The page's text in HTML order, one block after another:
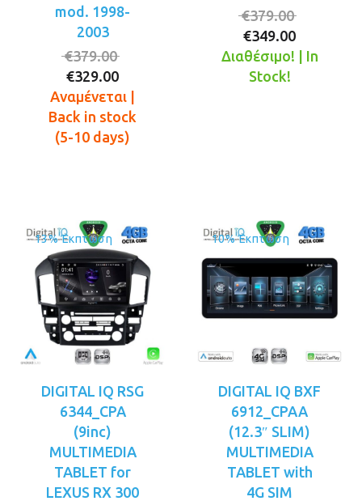
mod. 1998-
2003
€379.00
was:
€379.00.
€329.00
τρέχουσα
τιμή
είναι:
Αναμένεται |
Back in stock
(5-10 days)
€379.00
was:
€349.00
Διαθέσιμο! | In
Stock!
13% Έκπτωση
DIGITAL IQ RSG
6344_CPA
(9inc)
MULTIMEDIA
TABLET for
LEXUS RX 300
10% Έκπτωση
DIGITAL IQ BXF
6912_CPAA
(12.3″ SLIM)
MULTIMEDIA
TABLET with
4G SIM